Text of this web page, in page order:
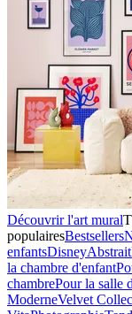
Découvrir l'art mural
populairesBestsellers
enfantsDisneyAbstrait
la chambre d'enfant
chambrePour la salle
ModerneVelvet